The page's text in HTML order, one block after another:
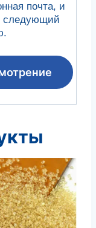
почта, и
следующий